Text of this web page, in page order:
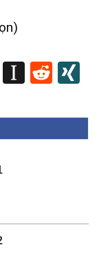
Tumblr